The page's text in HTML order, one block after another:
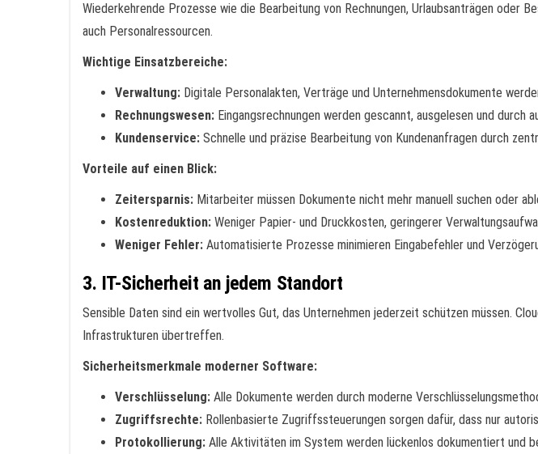
Wiederkehrende Prozesse wie die Bearbeitung von Rechnungen, Urlaubsanträgen oder
auch Personalressourcen.
Wichtige Einsatzbereiche:
Verwaltung: Digitale Personalakten, Verträge und Unternehmensdokumente
Rechnungswesen: Eingangsrechnungen werden gescannt, ausgelesen und
Kundenservice: Schnelle und präzise Bearbeitung von Kundenanfragen durch
Vorteile auf einen Blick:
Zeitersparnis: Mitarbeiter müssen Dokumente nicht mehr manuell suchen oder
Kostenreduktion: Weniger Papier- und Druckkosten, geringerer
Weniger Fehler: Automatisierte Prozesse minimieren Eingabefehler und
3. IT-Sicherheit an jedem Standort
Sensible Daten sind ein wertvolles Gut, das Unternehmen jederzeit schützen müssen.
Infrastrukturen übertreffen.
Sicherheitsmerkmale moderner Software:
Verschlüsselung: Alle Dokumente werden durch moderne
Zugriffsrechte: Rollenbasierte Zugriffssteuerungen sorgen dafür, dass nur
Protokollierung: Alle Aktivitäten im System werden lückenlos dokumentiert und